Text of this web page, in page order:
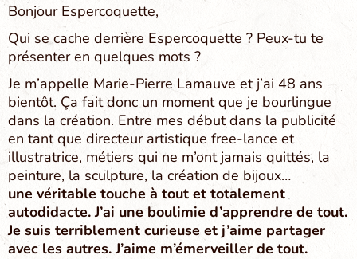
Bonjour Espercoquette,
Qui se cache derrière Espercoquette ? Peux-tu te
présenter en quelques mots ?
Je m’appelle Marie-Pierre Lamauve et j’ai 48 ans
bientôt. Ça fait donc un moment que je bourlingue
dans la création. Entre mes début dans la publicité
en tant que directeur artistique free-lance et
illustratrice, métiers qui ne m’ont jamais quittés, la
peinture, la sculpture, la création de bijoux…
une véritable touche à tout et totalement
autodidacte. J’ai une boulimie d’apprendre de tout.
Je suis terriblement curieuse et j’aime partager
avec les autres. J’aime m’émerveiller de tout.